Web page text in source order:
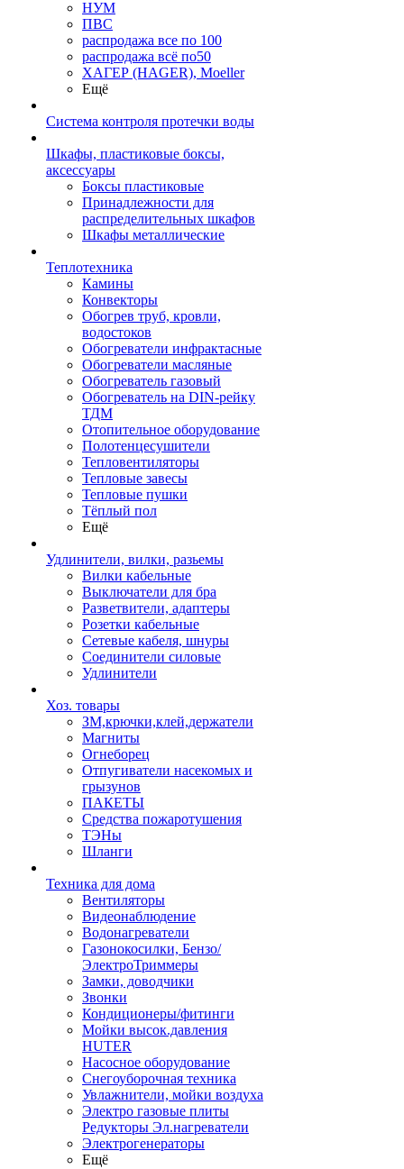
НУМ
ПВС
распродажа все по 100
распродажа всё по50
ХАГЕР (HAGER), Moeller
Ещё
Система контроля протечки воды
Шкафы, пластиковые боксы,
аксессуары
Боксы пластиковые
Принадлежности для
распределительных шкафов
Шкафы металлические
Теплотехника
Камины
Конвекторы
Обогрев труб, кровли,
водостоков
Обогреватели инфрактасные
Обогреватели масляные
Обогреватель газовый
Обогреватель на DIN-рейку
ТДМ
Отопительное оборудование
Полотенцесушители
Тепловентиляторы
Тепловые завесы
Тепловые пушки
Тёплый пол
Ещё
Удлинители, вилки, разьемы
Вилки кабельные
Выключатели для бра
Разветвители, адаптеры
Розетки кабельные
Сетевые кабеля, шнуры
Соединители силовые
Удлинители
Хоз. товары
ЗМ,крючки,клей,держатели
Магниты
Огнеборец
Отпугиватели насекомых и
грызунов
ПАКЕТЫ
Средства пожаротушения
ТЭНы
Шланги
Техника для дома
Вентиляторы
Видеонаблюдение
Водонагреватели
Газонокосилки, Бензо/
ЭлектроТриммеры
Замки, доводчики
Звонки
Кондиционеры/фитинги
Мойки высок.давления
HUTER
Насосное оборудование
Снегоуборочная техника
Увлажнители, мойки воздуха
Электро газовые плиты
Редукторы Эл.нагреватели
Электрогенераторы
Ещё